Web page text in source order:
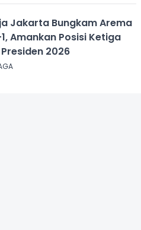
Jakarta Bungkam Arema
Amankan Posisi Ketiga
2026